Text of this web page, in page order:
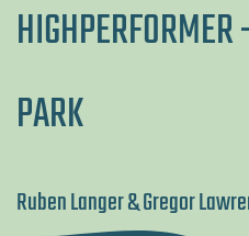
PARK
Ruben Langer & Gregor